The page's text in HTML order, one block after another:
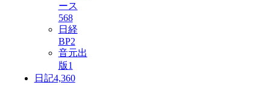
ース
568
日経
BP2
音元出
版1
日記4,360